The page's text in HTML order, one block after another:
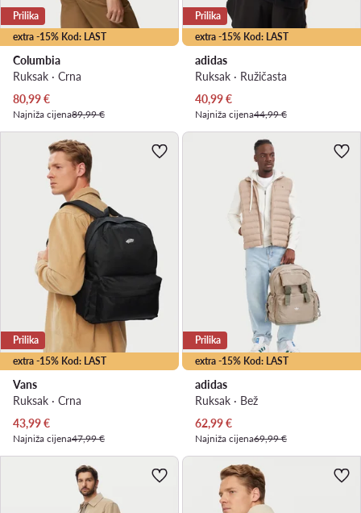
extra -15% Kod: LAST
Prilika
Columbia
Ruksak · Crna
Trenutna cijena
80,99€
Najniža cijena89,99 €
extra -15% Kod: LAST
Prilika
adidas
Ruksak · Ružičasta
Trenutna cijena
40,99€
Najniža cijena44,99 €
extra -15% Kod: LAST
Prilika
Vans
Ruksak · Crna
Trenutna cijena
43,99€
Najniža cijena47,99 €
extra -15% Kod: LAST
Prilika
adidas
Ruksak · Bež
Trenutna cijena
62,99€
Najniža cijena69,99 €